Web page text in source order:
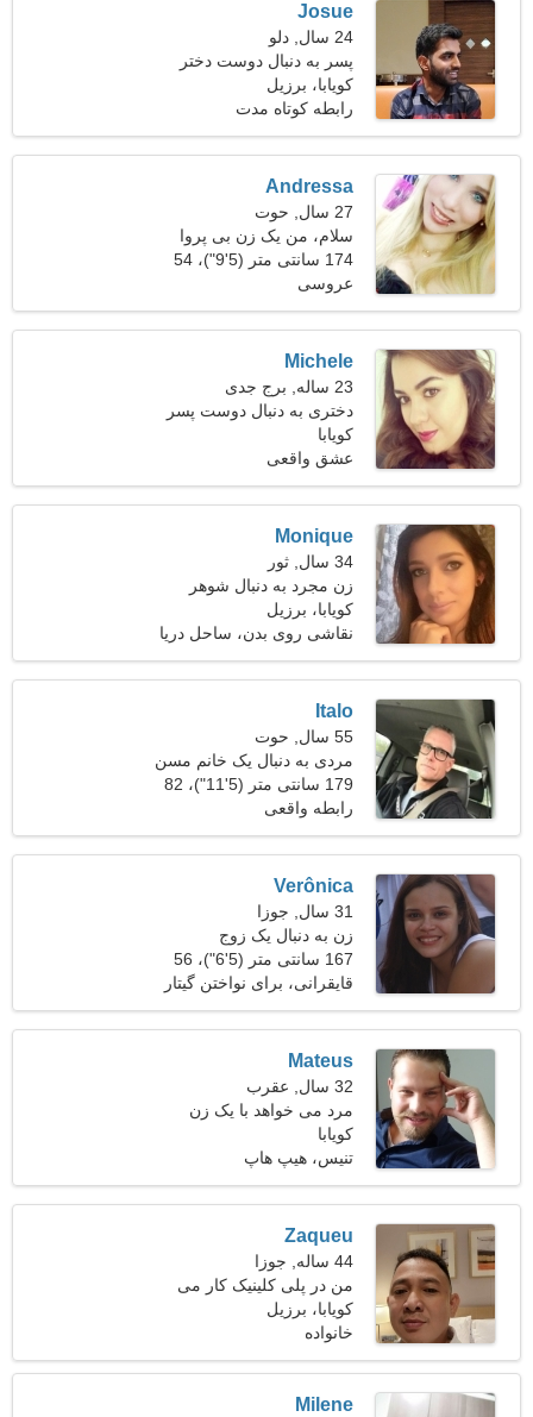
Josue
24 سال, دلو
پسر به دنبال دوست دختر
است
کویابا، برزیل
رابطه کوتاه مدت
Andressa
27 سال, حوت
سلام، من یک زن بی پروا
هستم
174 سانتی متر (5'9")، 54
کیلوگرم (119 پوند)
عروسی
Michele
23 ساله, برج جدی
دختری به دنبال دوست پسر
25-34
کویابا
عشق واقعی
Monique
34 سال, ثور
زن مجرد به دنبال شوهر
کویابا، برزیل
نقاشی روی بدن، ساحل دریا
Italo
55 سال, حوت
مردی به دنبال یک خانم مسن
179 سانتی متر (5'11")، 82
کیلوگرم (180 پوند)
رابطه واقعی
Verônica
31 سال, جوزا
زن به دنبال یک زوج
167 سانتی متر (5'6")، 56
کیلوگرم (123 پوند)
قایقرانی، برای نواختن گیتار
Mateus
32 سال, عقرب
مرد می خواهد با یک زن
ملاقات کند 22-28
کویابا
تنیس، هیپ هاپ
Zaqueu
44 ساله, جوزا
من در پلی کلینیک کار می
کنم، به یک خانم شیک پوش
نیازمندم
کویابا، برزیل
خانواده
Milene